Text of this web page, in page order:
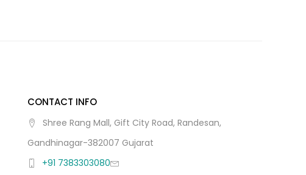
CONTACT INFO
Shree Rang Mall, Gift City Road, Randesan,
Gandhinagar-382007 Gujarat
+91 7383303080